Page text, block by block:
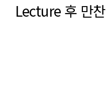
Lecture 후 만찬